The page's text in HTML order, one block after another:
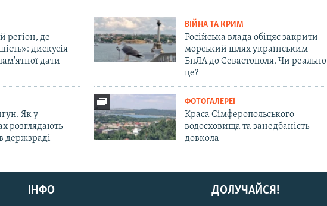
регіон, де
дискусія
дати
ВІЙНА ТА КРИМ
Російська влада обіцяє закрити
морський шлях українським
БпЛА до Севастополя. Чи реально
це?
Як у
розглядають
держзраді
ФОТОГАЛЕРЕЇ
Краса Сімферопольського
водосховища та занедбаність
довкола
ДОЛУЧАЙСЯ!
ІНФО